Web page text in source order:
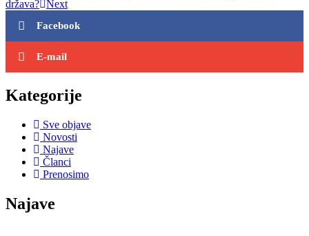
država? Next
Facebook
E-mail
Kategorije
Sve objave
Novosti
Najave
Članci
Prenosimo
Najave